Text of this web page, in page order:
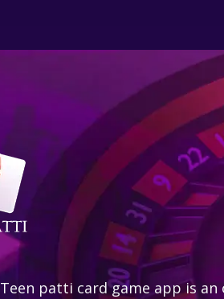
Teen patti card game app is